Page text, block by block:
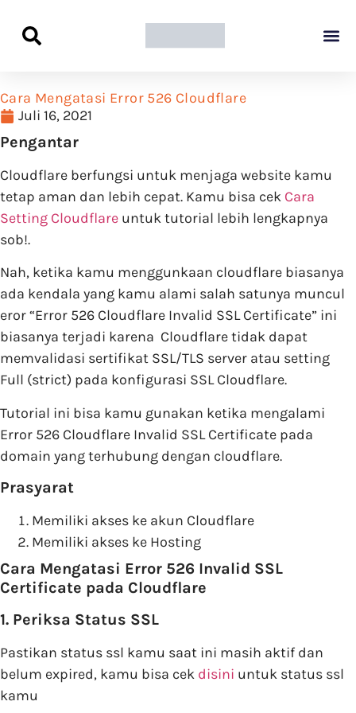
Cara Mengatasi Error 526 Cloudflare
Juli 16, 2021
Pengantar
Cloudflare berfungsi untuk menjaga website kamu
tetap aman dan lebih cepat. Kamu bisa cek Cara
Setting Cloudflare untuk tutorial lebih lengkapnya
sob!.
Nah, ketika kamu menggunkaan cloudflare biasanya
ada kendala yang kamu alami salah satunya muncul
eror “Error 526 Cloudflare Invalid SSL Certificate” ini
biasanya terjadi karena Cloudflare tidak dapat
memvalidasi sertifikat SSL/TLS server atau setting
Full (strict) pada konfigurasi SSL Cloudflare.
Tutorial ini bisa kamu gunakan ketika mengalami
Error 526 Cloudflare Invalid SSL Certificate pada
domain yang terhubung dengan cloudflare.
Prasyarat
Memiliki akses ke akun Cloudflare
Memiliki akses ke Hosting
Cara Mengatasi Error 526 Invalid SSL
Certificate pada Cloudflare
1. Periksa Status SSL
Pastikan status ssl kamu saat ini masih aktif dan
belum expired, kamu bisa cek disini untuk status ssl
kamu